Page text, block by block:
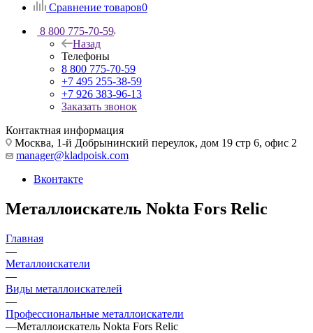
Сравнение товаров0
8 800 775-70-59
Назад
Телефоны
8 800 775-70-59
+7 495 255-38-59
+7 926 383-96-13
Заказать звонок
Контактная информация
Москва, 1-й Добрынинский переулок, дом 19 стр 6, офис 2
manager@kladpoisk.com
Вконтакте
Металлоискатель Nokta Fors Relic
Главная
—
Металлоискатели
—
Виды металлоискателей
—
Профессиональные металлоискатели
—Металлоискатель Nokta Fors Relic